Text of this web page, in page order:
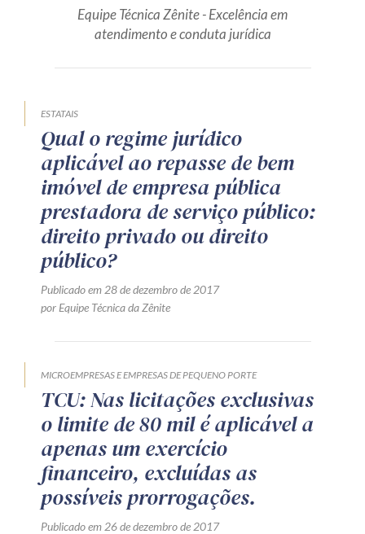
Produtos e serviços
Mentoria Zênite
Capacitação
Zênite Online
Zênite in Company
Diferenciais
Receba por RSS
Av. Sete de Setembro, 4698
Batel Curitiba/PR CEP80240-000
Telefone (41) 2109-8666
Equipe Técnica Zênite - Excelência em
atendimento e conduta jurídica
ESTATAIS
Qual o regime jurídico
aplicável ao repasse de bem
imóvel de empresa pública
prestadora de serviço público:
direito privado ou direito
público?
Publicado em 28 de dezembro de 2017
por Equipe Técnica da Zênite
MICROEMPRESAS E EMPRESAS DE PEQUENO PORTE
TCU: Nas licitações exclusivas
o limite de 80 mil é aplicável a
apenas um exercício
financeiro, excluídas as
possíveis prorrogações.
Publicado em 26 de dezembro de 2017